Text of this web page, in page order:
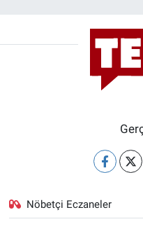
Nöbetçi Eczaneler